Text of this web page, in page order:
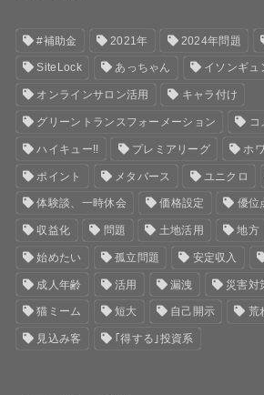
#補助金 2021年 2024年問題
SiteLock あっちゃん イソンギュ
オンラインサロン活用 キャラ付け
グリーントランスフォーメーション コ
ハイキュー!! プレミアリーグ ホ
ポイント メタバース ユニクロ
体験談、一時休会 価格設定 優位
収益化 問題 土地活用 地方
始めたい 孤立問題 安定収入
成人年齢 活用 漏洩 災害対
猫ミーム 短大 自己開示 荒
見込み客 ｢得する｣投資系